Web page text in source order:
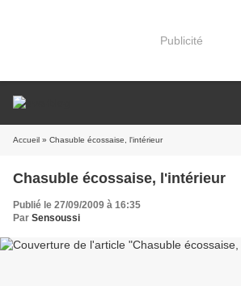
Publicité
Accueil » Chasuble écossaise, l'intérieur
Chasuble écossaise, l'intérieur
Publié le 27/09/2009 à 16:35
Par Sensoussi